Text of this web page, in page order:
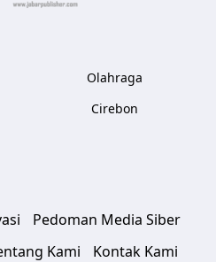
Olahraga
Cirebon
Pedoman Media Siber
Kami Kontak Kami